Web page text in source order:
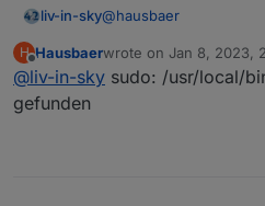
liv-in-sky@hausbaer
ist eher ein problem
H
Offline
Hausbaerwrote on Jan 8, 2023,
last edited by
@liv-in-sky sudo: /usr/local/
gefunden